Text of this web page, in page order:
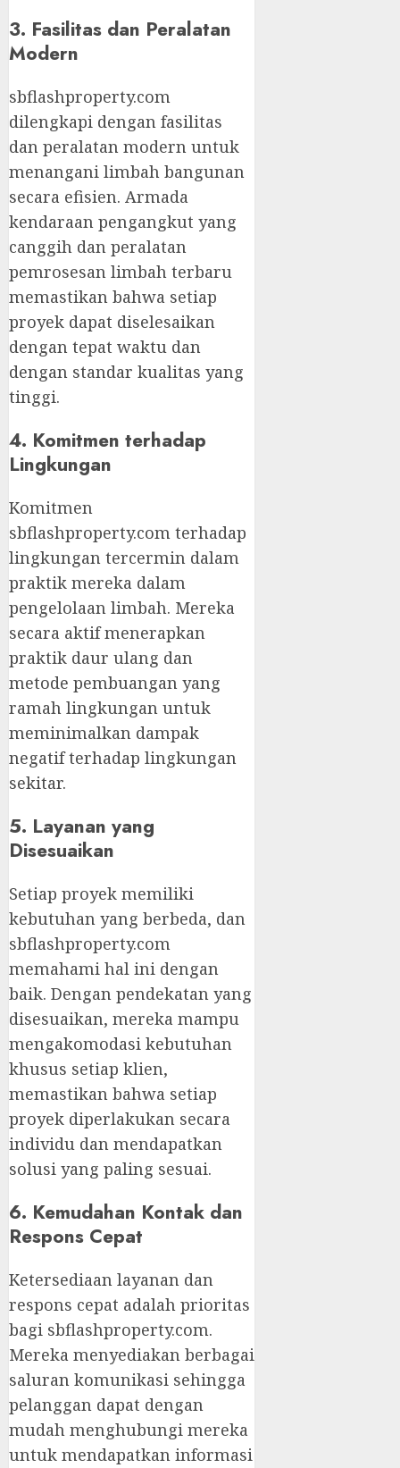
3. Fasilitas dan Peralatan
Modern
sbflashproperty.com
dilengkapi dengan fasilitas
dan peralatan modern untuk
menangani limbah bangunan
secara efisien. Armada
kendaraan pengangkut yang
canggih dan peralatan
pemrosesan limbah terbaru
memastikan bahwa setiap
proyek dapat diselesaikan
dengan tepat waktu dan
dengan standar kualitas yang
tinggi.
4. Komitmen terhadap
Lingkungan
Komitmen
sbflashproperty.com terhadap
lingkungan tercermin dalam
praktik mereka dalam
pengelolaan limbah. Mereka
secara aktif menerapkan
praktik daur ulang dan
metode pembuangan yang
ramah lingkungan untuk
meminimalkan dampak
negatif terhadap lingkungan
sekitar.
5. Layanan yang
Disesuaikan
Setiap proyek memiliki
kebutuhan yang berbeda, dan
sbflashproperty.com
memahami hal ini dengan
baik. Dengan pendekatan yang
disesuaikan, mereka mampu
mengakomodasi kebutuhan
khusus setiap klien,
memastikan bahwa setiap
proyek diperlakukan secara
individu dan mendapatkan
solusi yang paling sesuai.
6. Kemudahan Kontak dan
Respons Cepat
Ketersediaan layanan dan
respons cepat adalah prioritas
bagi sbflashproperty.com.
Mereka menyediakan berbagai
saluran komunikasi sehingga
pelanggan dapat dengan
mudah menghubungi mereka
untuk mendapatkan informasi